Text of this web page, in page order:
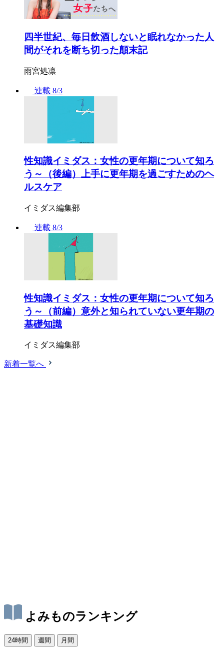
四半世紀、毎日飲酒しないと眠れなかった人
間がそれを断ち切った顛末記
雨宮処凛
連載 8/3
性知識イミダス：女性の更年期について知ろ
う～（後編）上手に更年期を過ごすためのヘ
ルスケア
イミダス編集部
連載 8/3
性知識イミダス：女性の更年期について知ろ
う～（前編）意外と知られていない更年期の
基礎知識
イミダス編集部
新着一覧へ
よみものランキング
24時間 週間 月間